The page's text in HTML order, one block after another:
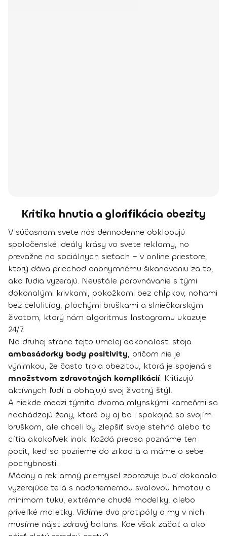
Kritika hnutia a glorifikácia obezity
V súčasnom svete nás dennodenne obklopujú
spoločenské ideály krásy vo svete reklamy, no
prevažne na sociálnych sieťach – v online priestore,
ktorý dáva priechod anonymnému šikanovaniu za to,
ako ľudia vyzerajú. Neustále porovnávanie s tými
dokonalými krivkami, pokožkami bez chĺpkov, nohami
bez celulitídy, plochými bruškami a slniečkarským
životom, ktorý nám algoritmus Instagramu ukazuje
24/7.
Na druhej strane tejto umelej dokonalosti stoja
ambasádorky body positivity, pričom nie je
výnimkou, že často trpia obezitou, ktorá je spojená s
množstvom zdravotných komplikácií. Kritizujú
aktívnych ľudí a obhajujú svoj životný štýl.
A niekde medzi týmito dvoma mlynskými kameňmi sa
nachádzajú ženy, ktoré by aj boli spokojné so svojím
bruškom, ale chceli by zlepšiť svoje stehná alebo to
cítia akokoľvek inak. Každá predsa poznáme ten
pocit, keď sa pozrieme do zrkadla a máme o sebe
pochybnosti.
Módny a reklamný priemysel zobrazuje buď dokonalo
vyzerajúce telá s nadpriemernou svalovou hmotou a
minimom tuku, extrémne chudé modelky, alebo
priveľké moletky. Vidíme dva protipóly a my v nich
musíme nájsť zdravý balans. Kde však začať a ako